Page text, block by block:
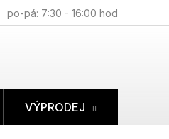
VÝPRODEJ